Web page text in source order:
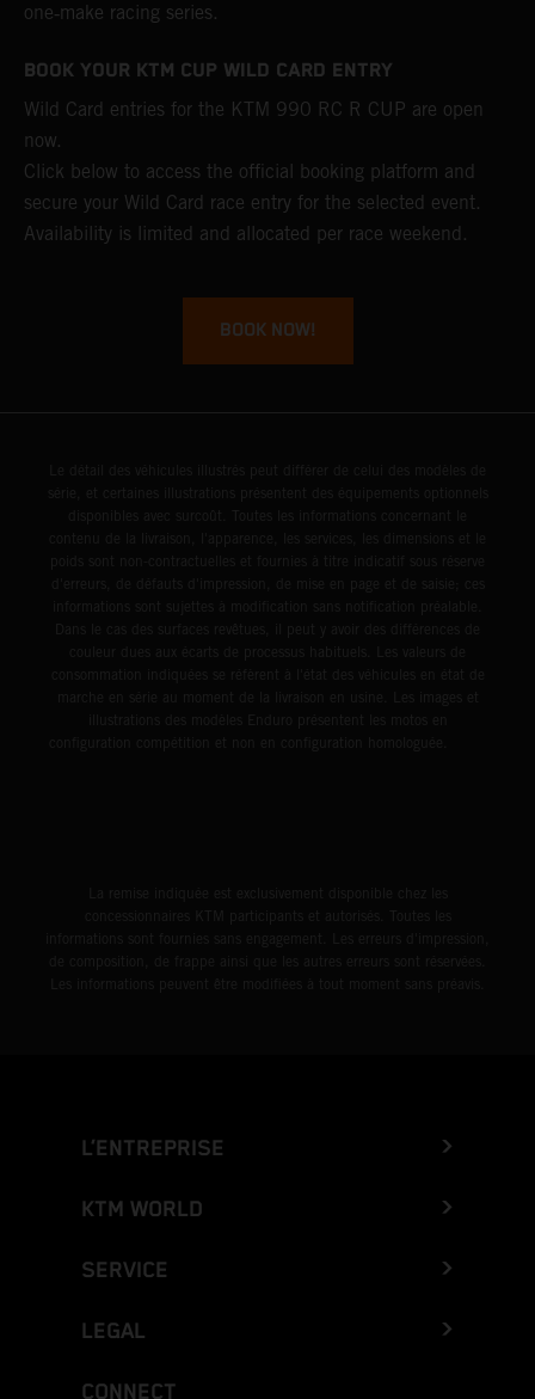
one‑make racing series.
BOOK YOUR KTM CUP WILD CARD ENTRY
Wild Card entries for the KTM 990 RC R CUP are open
now.
Click below to access the official booking platform and
secure your Wild Card race entry for the selected event.
Availability is limited and allocated per race weekend.
BOOK NOW!
L’ENTREPRISE
KTM WORLD
SERVICE
LEGAL
CONNECT